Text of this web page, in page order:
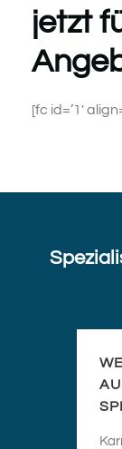
jetzt
[fc id=’1′